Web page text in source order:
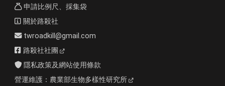
申請比例尺、採集袋
關於路殺社
twroadkill@gmail.com
路殺社社團
隱私政策及網站使用條款
營運維護： 農業部生物多樣性研究所